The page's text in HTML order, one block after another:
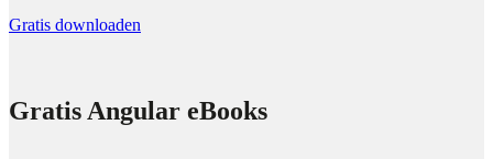
Gratis downloaden
Gratis Angular eBooks